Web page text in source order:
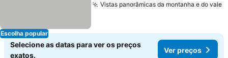
Escolha popular
Vistas panorâmicas da montanha e do vale
Selecione as datas para ver os preços
exatos.
Ver preços